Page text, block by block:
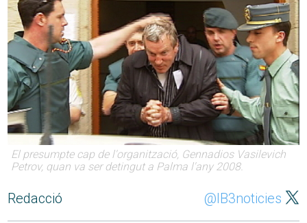
El presumpte cap de l'organització, Gennadios Vasilevich
Petrov, quan va ser detingut a Palma l'any 2008.
Redacció @IB3noticies